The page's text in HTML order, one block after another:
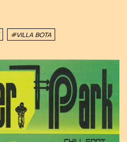
#VILLA BOTA